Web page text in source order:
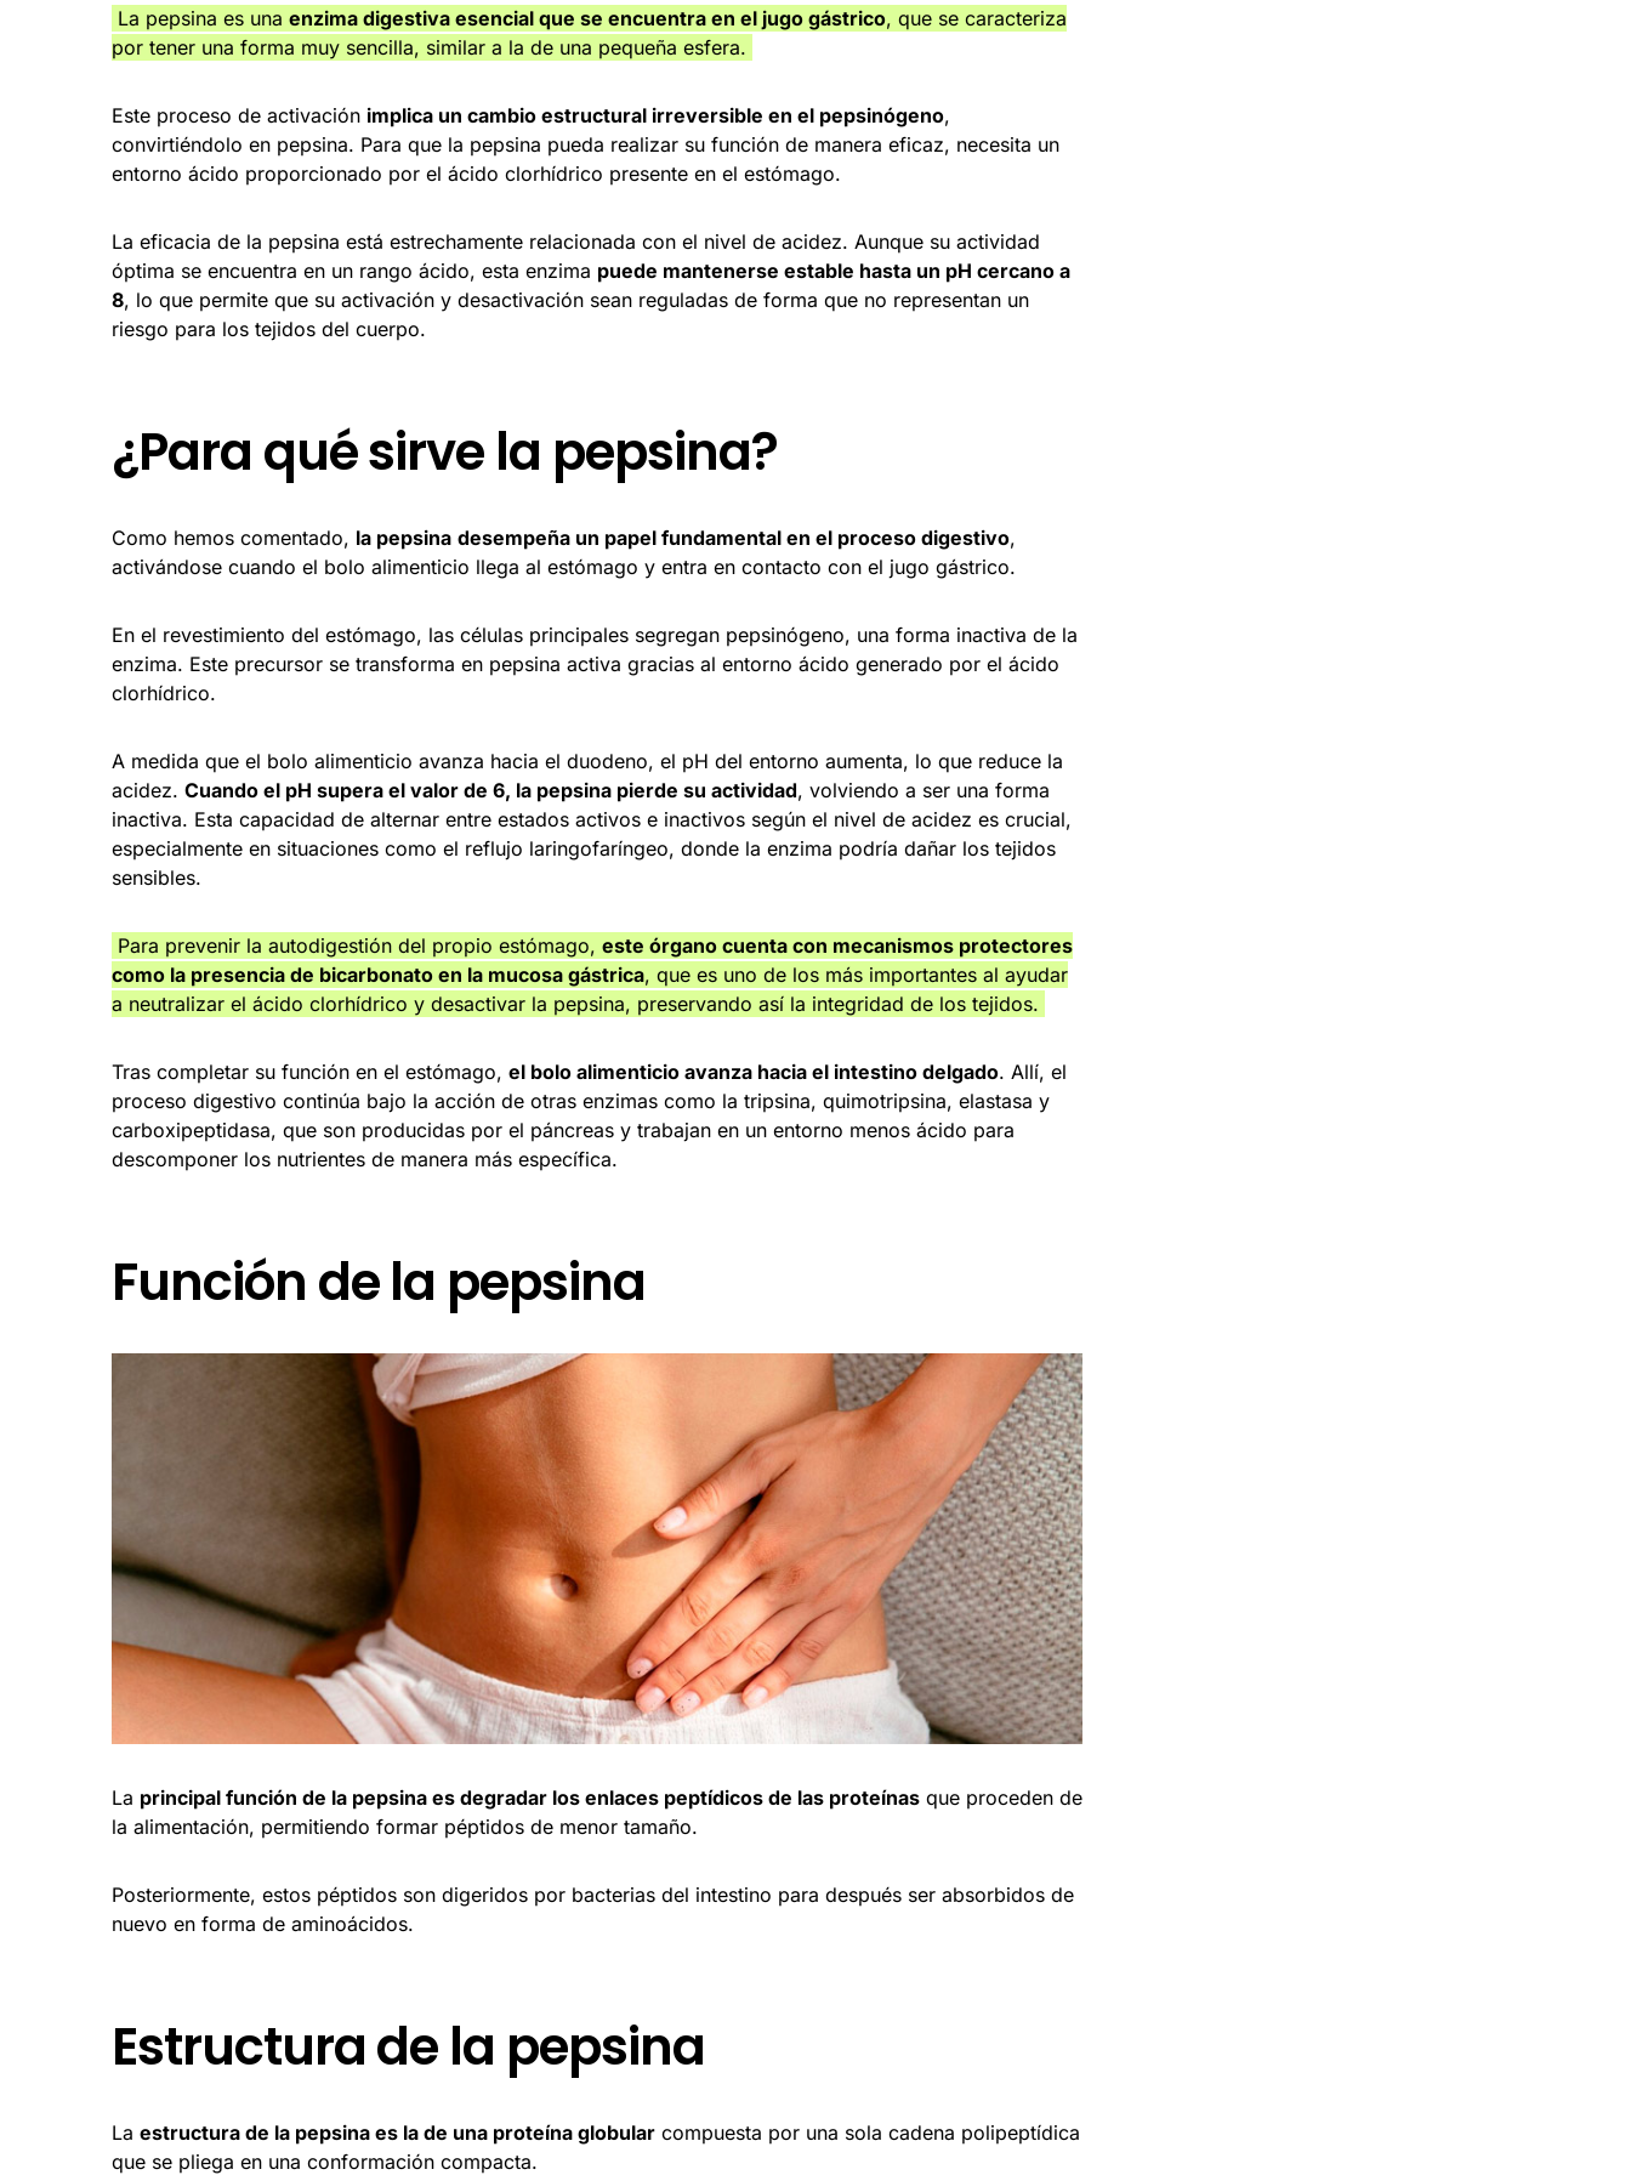
La pepsina es una enzima digestiva esencial que se encuentra en el jugo gástrico, que se caracteriza
por tener una forma muy sencilla, similar a la de una pequeña esfera.
Este proceso de activación implica un cambio estructural irreversible en el pepsinógeno,
convirtiéndolo en pepsina. Para que la pepsina pueda realizar su función de manera eficaz, necesita un
entorno ácido proporcionado por el ácido clorhídrico presente en el estómago.
La eficacia de la pepsina está estrechamente relacionada con el nivel de acidez. Aunque su actividad
óptima se encuentra en un rango ácido, esta enzima puede mantenerse estable hasta un pH cercano a
8, lo que permite que su activación y desactivación sean reguladas de forma que no representan un
riesgo para los tejidos del cuerpo.
¿Para qué sirve la pepsina?
Como hemos comentado, la pepsina desempeña un papel fundamental en el proceso digestivo,
activándose cuando el bolo alimenticio llega al estómago y entra en contacto con el jugo gástrico.
En el revestimiento del estómago, las células principales segregan pepsinógeno, una forma inactiva de la
enzima. Este precursor se transforma en pepsina activa gracias al entorno ácido generado por el ácido
clorhídrico.
A medida que el bolo alimenticio avanza hacia el duodeno, el pH del entorno aumenta, lo que reduce la
acidez. Cuando el pH supera el valor de 6, la pepsina pierde su actividad, volviendo a ser una forma
inactiva. Esta capacidad de alternar entre estados activos e inactivos según el nivel de acidez es crucial,
especialmente en situaciones como el reflujo laringofaríngeo, donde la enzima podría dañar los tejidos
sensibles.
Para prevenir la autodigestión del propio estómago, este órgano cuenta con mecanismos protectores
como la presencia de bicarbonato en la mucosa gástrica, que es uno de los más importantes al ayudar
a neutralizar el ácido clorhídrico y desactivar la pepsina, preservando así la integridad de los tejidos.
Tras completar su función en el estómago, el bolo alimenticio avanza hacia el intestino delgado. Allí, el
proceso digestivo continúa bajo la acción de otras enzimas como la tripsina, quimotripsina, elastasa y
carboxipeptidasa, que son producidas por el páncreas y trabajan en un entorno menos ácido para
descomponer los nutrientes de manera más específica.
Función de la pepsina
La principal función de la pepsina es degradar los enlaces peptídicos de las proteínas que proceden de
la alimentación, permitiendo formar péptidos de menor tamaño.
Posteriormente, estos péptidos son digeridos por bacterias del intestino para después ser absorbidos de
nuevo en forma de aminoácidos.
Estructura de la pepsina
La estructura de la pepsina es la de una proteína globular compuesta por una sola cadena polipeptídica
que se pliega en una conformación compacta.